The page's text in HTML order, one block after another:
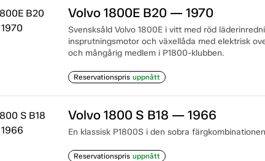
Volvo 1800E B20 — 1970
Svensksåld Volvo 1800E i vitt med röd
insprutningsmotor och växellåda med elektrisk
och mångårig medlem i P1800-klubben.
Reservationspris uppnått
Volvo 1800 S B18 — 1966
En klassisk P1800S i den sobra
Reservationspris uppnått